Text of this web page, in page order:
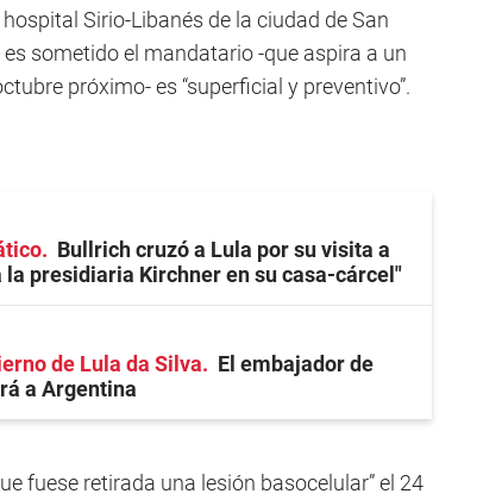
Sirio-Libanés de la ciudad de San
sometido el mandatario -que aspira a un
próximo- es “superficial y preventivo”.
Bullrich cruzó a Lula por su visita a
presidiaria Kirchner en su casa-cárcel"
de Lula da Silva
El embajador de
a Argentina
fuese retirada una lesión basocelular” el 24